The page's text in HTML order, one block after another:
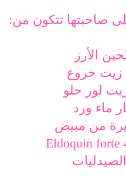
صاحبتها تتكون من:
زيت خروع
لوز حلو
ماء ورد
من مبيض